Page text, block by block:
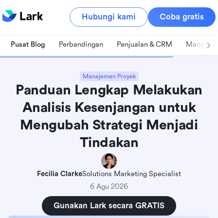
Hubungi kami Coba gratis
Pusat Blog Perbandingan Penjualan & CRM
Manajemen Proyek
Panduan Lengkap Melakukan
Analisis Kesenjangan untuk
Mengubah Strategi Menjadi
Tindakan
Fecilia ClarkeSolutions Marketing Specialist
6 Agu 2026
Gunakan Lark secara GRATIS